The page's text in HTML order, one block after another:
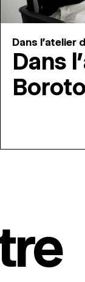
Dans l'atelier
Dans
Boroto